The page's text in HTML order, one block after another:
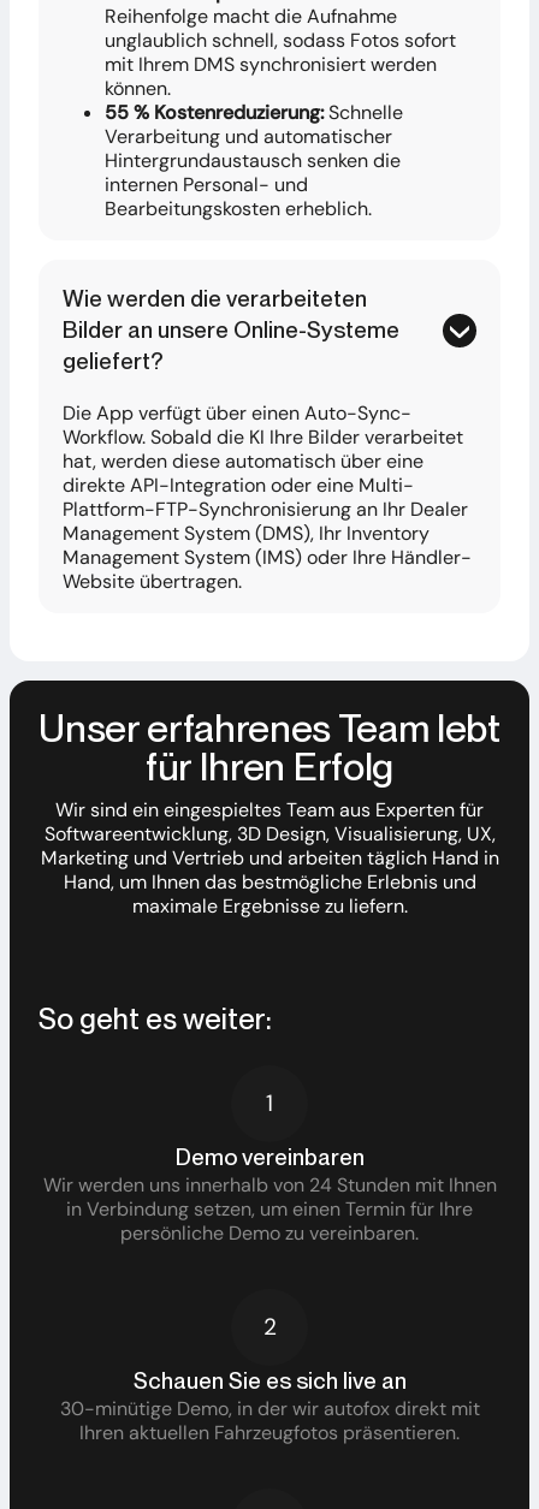
Reihenfolge macht die Aufnahme
unglaublich schnell, sodass Fotos sofort
mit Ihrem DMS synchronisiert werden
können.
55 % Kostenreduzierung:Schnelle
Verarbeitung und automatischer
Hintergrundaustausch senken die
internen Personal- und
Bearbeitungskosten erheblich.
Wie werden die verarbeiteten
Bilder an unsere Online-Systeme
geliefert?
Die App verfügt über einen Auto-Sync-
Workflow. Sobald die KI Ihre Bilder verarbeitet
hat, werden diese automatisch über eine
direkte API-Integration oder eine Multi-
Plattform-FTP-Synchronisierung an Ihr Dealer
Management System (DMS), Ihr Inventory
Management System (IMS) oder Ihre Händler-
Website übertragen.
Unser erfahrenes Team lebt
für Ihren Erfolg
Wir sind ein eingespieltes Team aus Experten für
Softwareentwicklung, 3D Design, Visualisierung, UX,
Marketing und Vertrieb und arbeiten täglich Hand in
Hand, um Ihnen das bestmögliche Erlebnis und
maximale Ergebnisse zu liefern.
So geht es weiter:
1
Demo vereinbaren
Wir werden uns innerhalb von 24 Stunden mit Ihnen
in Verbindung setzen, um einen Termin für Ihre
persönliche Demo zu vereinbaren.
2
Schauen Sie es sich live an
30-minütige Demo, in der wir autofox direkt mit
Ihren aktuellen Fahrzeugfotos präsentieren.